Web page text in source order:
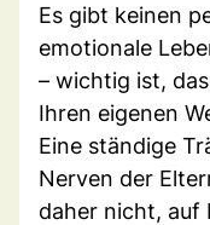
Es gibt keinen
emotionale
– wichtig ist,
Ihren eigenen
Eine ständige
Nerven der
daher nicht, auf